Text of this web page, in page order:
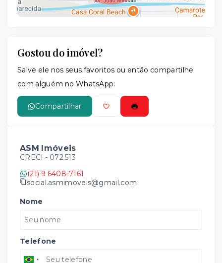
Gostou do imóvel?
Salve ele nos seus favoritos ou então compartilhe
com alguém no WhatsApp:
Compartilhar
ASM Imóveis
CRECI - 072.513
(21) 9 6408-7161
social.asmimoveis@gmail.com
Nome
Telefone